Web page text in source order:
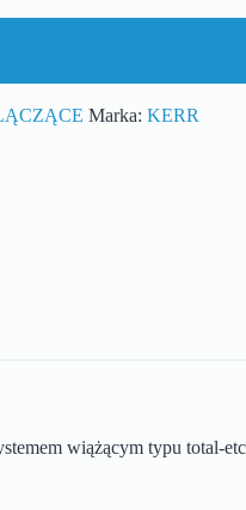
Marka: KERR
wiążącym typu total-